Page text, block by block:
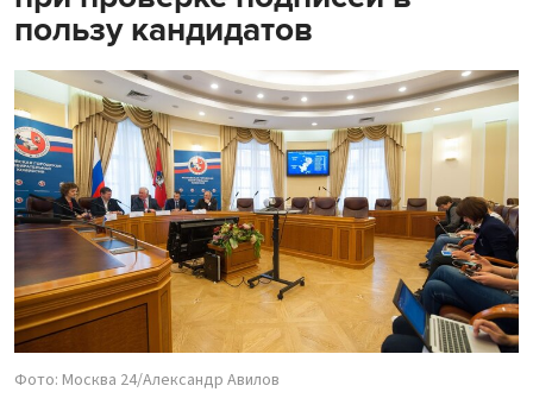
пользу кандидатов
Фото: Москва 24/Александр Авилов